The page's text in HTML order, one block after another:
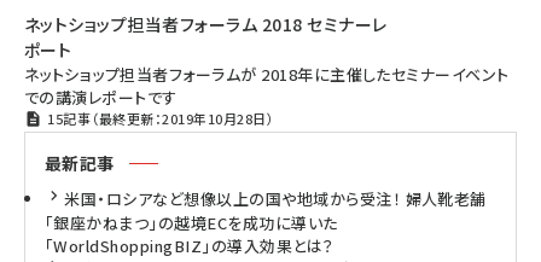
ネットショップ担当者フォーラム 2018 セミナーレ
ポート
ネットショップ担当者フォーラムが 2018年に主催したセミナーイベント
での講演レポートです
15記事（最終更新：2019年10月28日）
最新記事
米国・ロシアなど想像以上の国や地域から受注！ 婦人靴老舗
「銀座かねまつ」の越境ECを成功に導いた
「WorldShoppingBIZ」の導入効果とは？